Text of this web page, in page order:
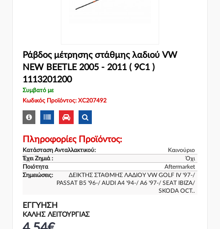
Ράβδος μέτρησης στάθμης λαδιού VW
NEW BEETLE 2005 - 2011 ( 9C1 )
1113201200
Συμβατό με
Κωδικός Προϊόντος: XC207492
Πληροφορίες Προϊόντος:
Κατάσταση Ανταλλακτικού:
Καινούριο
Έχει Ζημιά :
Όχι
Ποιότητα
Aftermarket
Σημειώσεις:
ΔΕΙΚΤΗΣ ΣΤΑΘΜΗΣ ΛΑΔΙΟΥ VW GOLF IV '97-/
PASSAT B5 '96-/ AUDI A4 '94-/ A6 '97-/ SEAT IBIZA/
SKODA OCT..
ΕΓΓΎΗΣΗ
ΚΑΛΗΣ ΛΕΙΤΟΥΡΓΙΑΣ